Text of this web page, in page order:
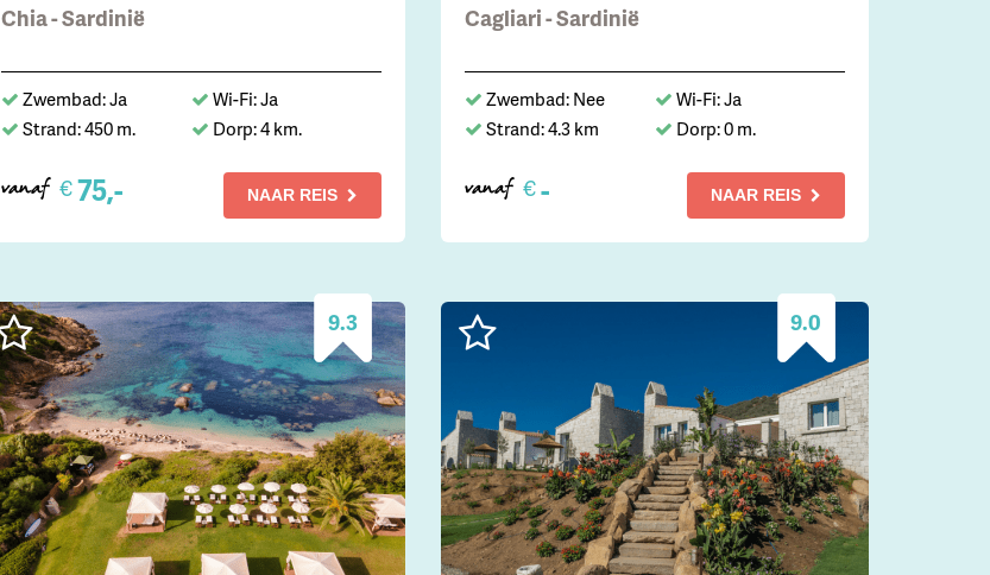
Chia - Sardinië
Zwembad: Ja
Wi-Fi: Ja
Strand: 450 m.
Dorp: 4 km.
vanaf €75,- NAAR REIS
Cagliari - Sardinië
Zwembad: Nee
Wi-Fi: Ja
Strand: 4.3 km
Dorp: 0 m.
vanaf €- NAAR REIS
9.3 9.0